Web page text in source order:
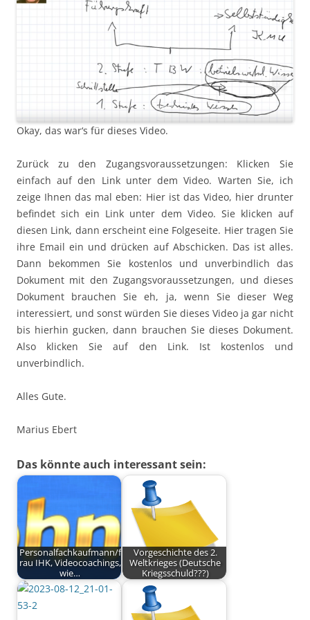
Okay, das war‘s für dieses Video.
Zurück zu den Zugangsvoraussetzungen: Klicken Sie
einfach auf den Link unter dem Video. Warten Sie, ich
zeige Ihnen das mal eben: Hier ist das Video, hier drunter
befindet sich ein Link unter dem Video. Sie klicken auf
diesen Link, dann erscheint eine Folgeseite. Hier tragen Sie
ihre Email ein und drücken auf Abschicken. Das ist alles.
Dann bekommen Sie kostenlos und unverbindlich das
Dokument mit den Zugangsvoraussetzungen, und dieses
Dokument brauchen Sie eh, ja, wenn Sie dieser Weg
interessiert, und sonst würden Sie dieses Video ja gar nicht
bis hierhin gucken, dann brauchen Sie dieses Dokument.
Also klicken Sie auf den Link. Ist kostenlos und
unverbindlich.
Alles Gute.
Marius Ebert
Das könnte auch interessant sein:
Personalfachkaufmann/f
rau IHK, Videocoachings,
wie…
Vorgeschichte des 2.
Weltkrieges (Deutsche
Kriegsschuld???)